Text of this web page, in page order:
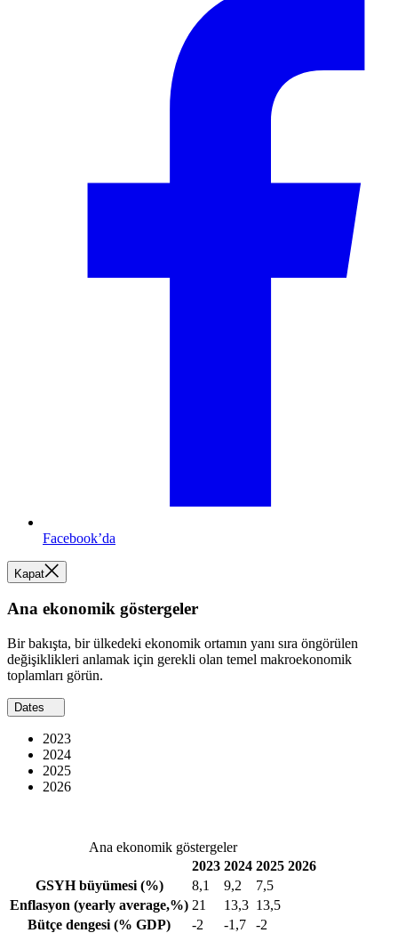
Facebook’da
Kapat
Ana ekonomik göstergeler
Bir bakışta, bir ülkedeki ekonomik ortamın yanı sıra öngörülen
değişiklikleri anlamak için gerekli olan temel makroekonomik
toplamları görün.
Dates
2023
2024
2025
2026
Ana ekonomik göstergeler
2023 2024 2025 2026
GSYH büyümesi (%) 8,1 9,2
7,5
Enflasyon (yearly average,%) 21 13,3 13,5
Bütçe dengesi (% GDP) -2 -1,7
-2